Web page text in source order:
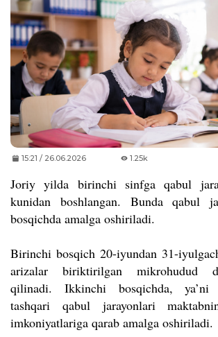
15:21 / 26.06.2026 1.25k
Joriy yilda birinchi sinfga qabul
kunidan boshlangan. Bunda qabul
bosqichda amalga oshiriladi.
Birinchi bosqich 20-iyundan 31-
arizalar biriktirilgan mikrohudud
qilinadi. Ikkinchi bosqichda, ya’ni
tashqari qabul jarayonlari
imkoniyatlariga qarab amalga oshiriladi.